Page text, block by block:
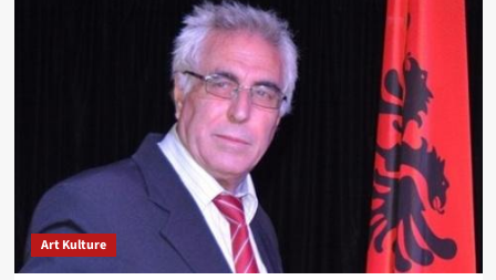
Art Kulture